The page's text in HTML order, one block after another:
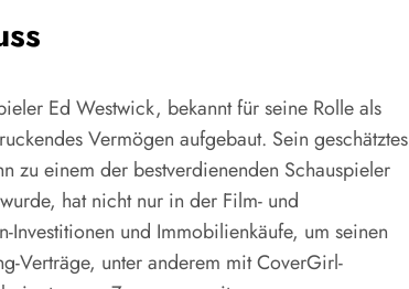
Ed Westwick, bekannt für seine Rolle als
Vermögen aufgebaut. Sein geschätztes
zu einem der bestverdienenden Schauspieler
hat nicht nur in der Film- und
Investitionen und Immobilienkäufe, um seinen
Verträge, unter anderem mit CoverGirl-